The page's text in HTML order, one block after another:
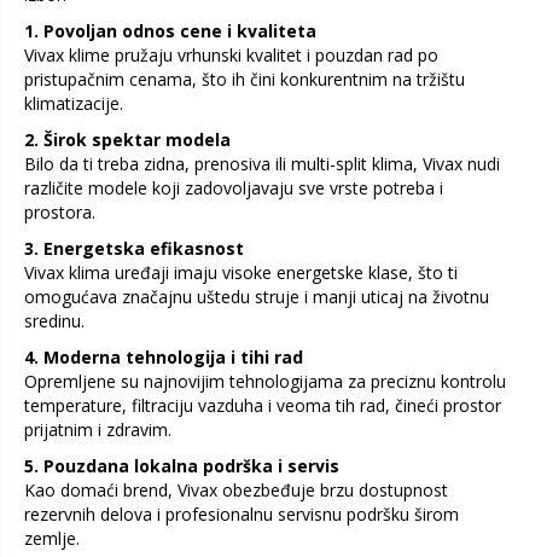
1. Povoljan odnos cene i kvaliteta
Vivax klime pružaju vrhunski kvalitet i pouzdan rad po
pristupačnim cenama, što ih čini konkurentnim na tržištu
klimatizacije.
2. Širok spektar modela
Bilo da ti treba zidna, prenosiva ili multi-split klima, Vivax nudi
različite modele koji zadovoljavaju sve vrste potreba i
prostora.
3. Energetska efikasnost
Vivax klima uređaji imaju visoke energetske klase, što ti
omogućava značajnu uštedu struje i manji uticaj na životnu
sredinu.
4. Moderna tehnologija i tihi rad
Opremljene su najnovijim tehnologijama za preciznu kontrolu
temperature, filtraciju vazduha i veoma tih rad, čineći prostor
prijatnim i zdravim.
5. Pouzdana lokalna podrška i servis
Kao domaći brend, Vivax obezbeđuje brzu dostupnost
rezervnih delova i profesionalnu servisnu podršku širom
zemlje.